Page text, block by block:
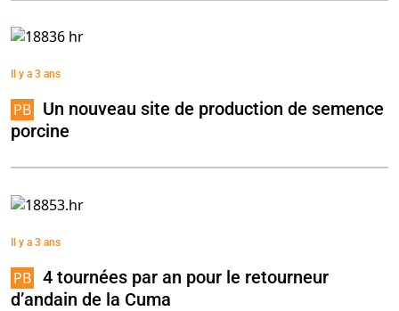
Il y a 3 ans
Un nouveau site de production de semence
porcine
Il y a 3 ans
4 tournées par an pour le retourneur
d’andain de la Cuma